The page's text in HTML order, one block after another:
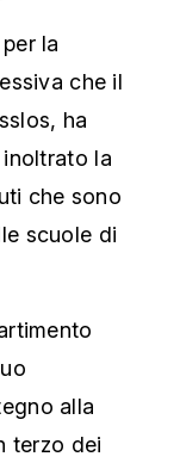
la
che il
ha
la
che sono
scuole di
alla
terzo dei